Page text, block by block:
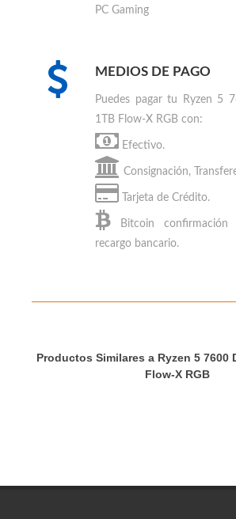
PC Gaming
MEDIOS DE PAGO
Puedes pagar tu Ryzen 5
1TB Flow-X RGB con:
Efectivo.
Consignación,
Tarjeta de Crédito.
Bitcoin
recargo bancario.
Productos Similares a Ryzen 5 7600
Flow-X RGB